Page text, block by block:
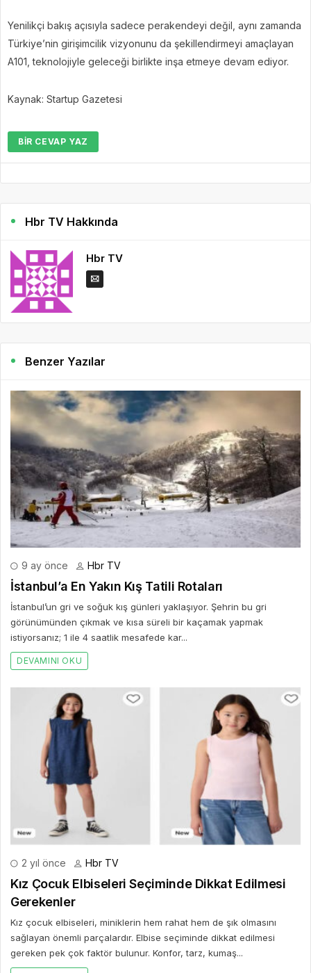
Yenilikçi bakış açısıyla sadece perakendeyi değil, aynı zamanda
Türkiye’nin girişimcilik vizyonunu da şekillendirmeyi amaçlayan
A101, teknolojiyle geleceği birlikte inşa etmeye devam ediyor.
Kaynak: Startup Gazetesi
BIR CEVAP YAZ
Hbr TV Hakkında
Hbr TV
Benzer Yazılar
9 ay önce Hbr TV
İstanbul’a En Yakın Kış Tatili Rotaları
İstanbul’un gri ve soğuk kış günleri yaklaşıyor. Şehrin bu gri
görünümünden çıkmak ve kısa süreli bir kaçamak yapmak
istiyorsanız; 1 ile 4 saatlik mesafede kar...
DEVAMINI OKU
2 yıl önce Hbr TV
Kız Çocuk Elbiseleri Seçiminde Dikkat Edilmesi
Gerekenler
Kız çocuk elbiseleri, miniklerin hem rahat hem de şık olmasını
sağlayan önemli parçalardır. Elbise seçiminde dikkat edilmesi
gereken pek çok faktör bulunur. Konfor, tarz, kumaş...